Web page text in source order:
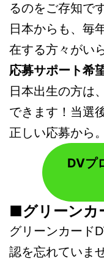
るのをご存知で
日本からも、毎
在する方々がい
応募サポート希
日本出生の方は
できます！当選
正しい応募から。
DVプ
■グリーンカ
グリーンカード
認を忘れていま